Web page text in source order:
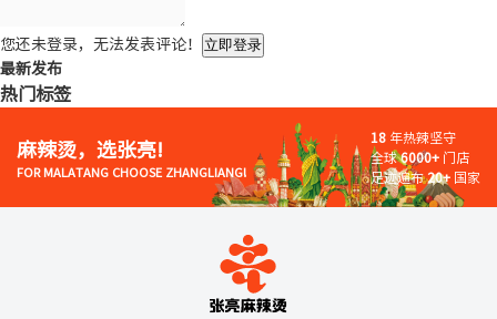
您还未登录，无法发表评论！ 立即登录
最新发布
热门标签
麻辣烫，选张亮!
FOR MALATANG CHOOSE ZHANGLIANG!
18 年热辣坚守
全球6000+ 门店
足迹遍布20+ 国家